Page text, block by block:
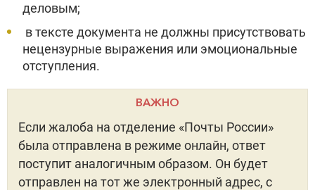
деловым;
в тексте документа не должны присутствовать
нецензурные выражения или эмоциональные
отступления.
ВАЖНО
Если жалоба на отделение «Почты России»
была отправлена в режиме онлайн, ответ
поступит аналогичным образом. Он будет
отправлен на тот же электронный адрес, с